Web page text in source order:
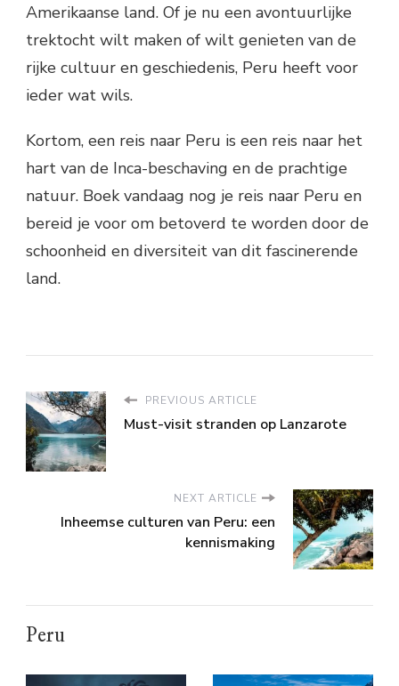
Amerikaanse land. Of je nu een avontuurlijke
trektocht wilt maken of wilt genieten van de
rijke cultuur en geschiedenis, Peru heeft voor
ieder wat wils.
Kortom, een reis naar Peru is een reis naar het
hart van de Inca-beschaving en de prachtige
natuur. Boek vandaag nog je reis naar Peru en
bereid je voor om betoverd te worden door de
schoonheid en diversiteit van dit fascinerende
land.
PREVIOUS ARTICLE
Must-visit stranden op Lanzarote
NEXT ARTICLE
Inheemse culturen van Peru: een
kennismaking
Peru